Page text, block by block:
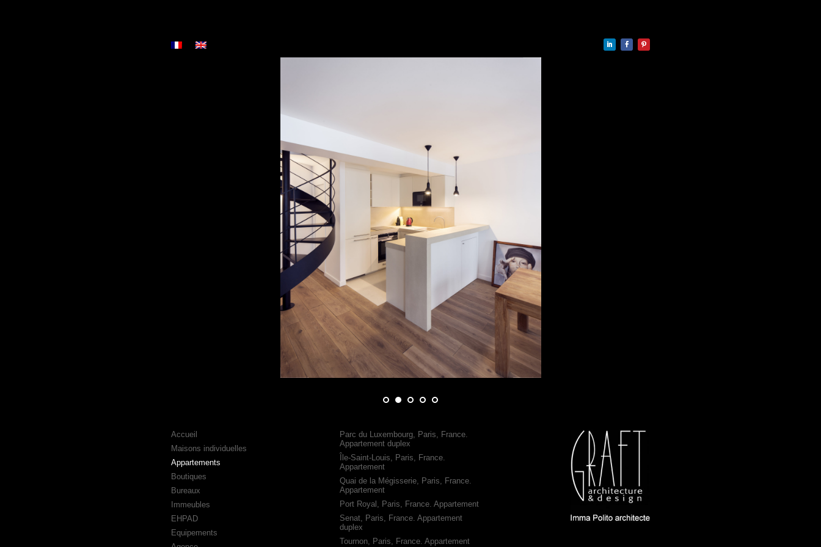
Accueil
Maisons individuelles
Appartements
Boutiques
Bureaux
Immeubles
EHPAD
Equipements
Parc du Luxembourg, Paris, France.
Appartement duplex
Île-Saint-Louis, Paris, France.
Appartement
Quai de la Mégisserie, Paris, France.
Appartement
Port Royal, Paris, France. Appartement
Senat, Paris, France. Appartement
duplex
Tournon, Paris, France. Appartement